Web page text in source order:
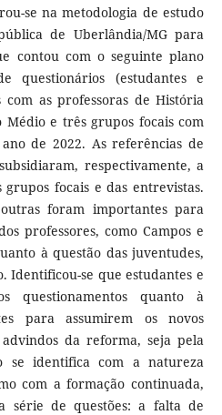
se na metodologia de estudo
de Uberlândia/MG para
contou com o seguinte plano
questionários (estudantes e
com as professoras de História
e três grupos focais com
de 2022. As referências de
respectivamente, a
grupos focais e das entrevistas.
foram importantes para
professores, como Campos e
à questão das juventudes,
Identificou-se que estudantes e
questionamentos quanto à
para assumirem os novos
da reforma, seja pela
se identifica com a natureza
com a formação continuada,
série de questões: a falta de